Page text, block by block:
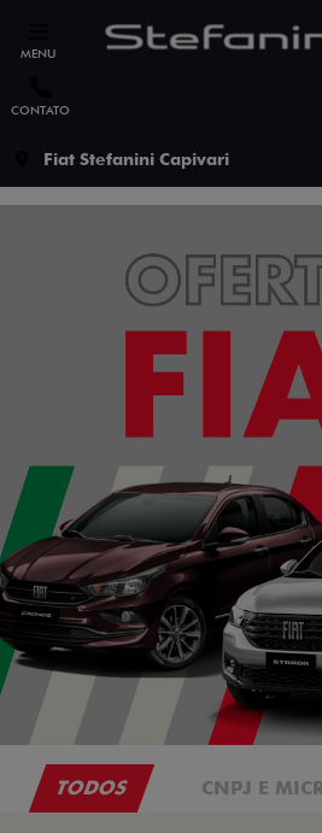
MENU
CONTATO
Fiat Stefanini Capivari
TODOS CNPJ E